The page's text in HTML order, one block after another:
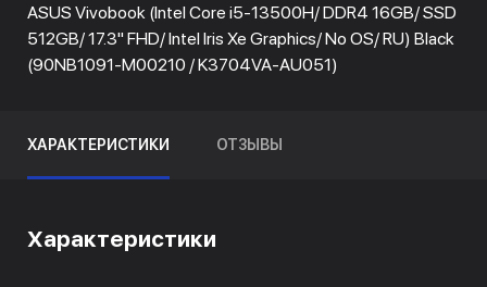
ASUS Vivobook (Intel Core i5-13500H/ DDR4 16GB/ SSD
512GB/ 17.3" FHD/ Intel Iris Xe Graphics/ No OS/ RU) Black
(90NB1091-M00210 / K3704VA-AU051)
ХАРАКТЕРИСТИКИ ОТЗЫВЫ
Характеристики